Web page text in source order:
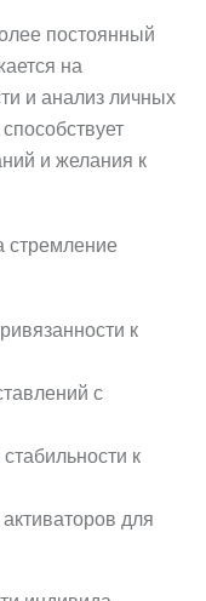
постоянный
на
и анализ личных
и желания к
стремление
к
с
к
для